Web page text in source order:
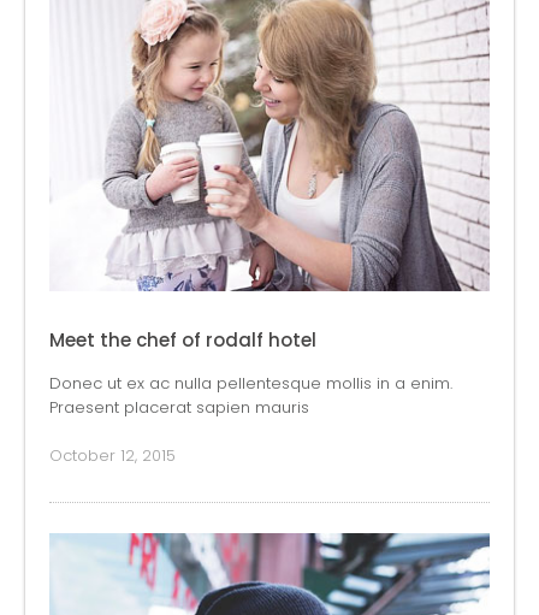
Meet the chef of rodalf hotel
Donec ut ex ac nulla pellentesque mollis in a enim.
Praesent placerat sapien mauris
October 12, 2015